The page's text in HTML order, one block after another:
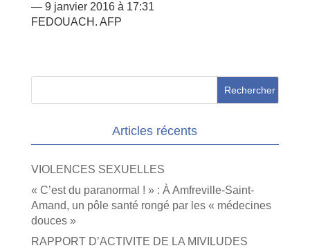
— 9 janvier 2016 à 17:31
FEDOUACH. AFP
Articles récents
VIOLENCES SEXUELLES
« C’est du paranormal ! » : À Amfreville-Saint-
Amand, un pôle santé rongé par les « médecines
douces »
RAPPORT D’ACTIVITE DE LA MIVILUDES